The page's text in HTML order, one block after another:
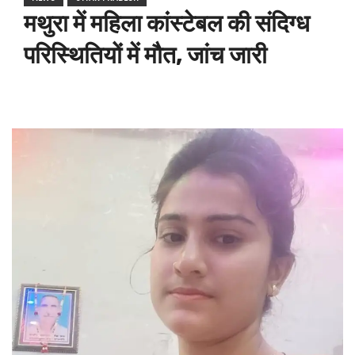
मथुरा में महिला कांस्टेबल की संदिग्ध
परिस्थितियों में मौत, जांच जारी